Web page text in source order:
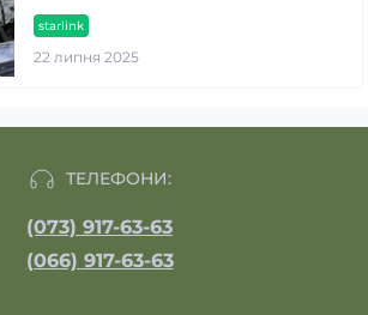
starlink
22 липня 2025
ТЕЛЕФОНИ:
(073) 917-63-63
(066) 917-63-63